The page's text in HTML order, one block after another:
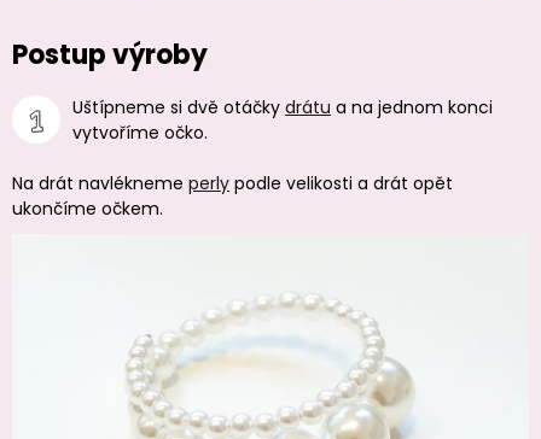
Postup výroby
Uštípneme si dvě otáčky drátu a na jednom konci
vytvoříme očko.
Na drát navlékneme perly podle velikosti a drát opět
ukončíme očkem.